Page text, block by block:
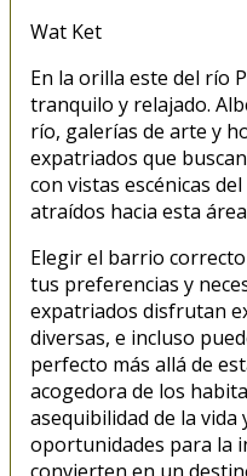
Wat Ket
En la orilla este del río
tranquilo y relajado.
río, galerías de arte y
expatriados que
con vistas escénicas
atraídos hacia esta
Elegir el barrio
tus preferencias y
expatriados disfrutan
diversas, e incluso
perfecto más allá de
acogedora de los
asequibilidad de la vida
oportunidades para la